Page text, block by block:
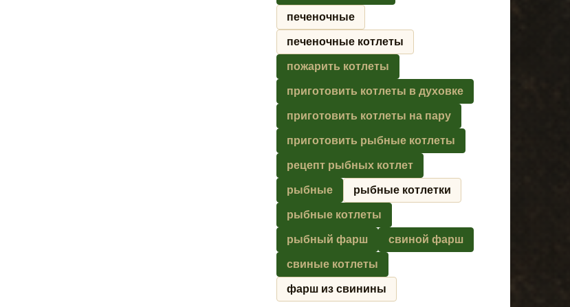
печеночные
печеночные котлеты
пожарить котлеты
приготовить котлеты в духовке
приготовить котлеты на пару
приготовить рыбные котлеты
рецепт рыбных котлет
рыбные рыбные котлетки
рыбные котлеты
рыбный фарш свиной фарш
свиные котлеты
фарш из свинины